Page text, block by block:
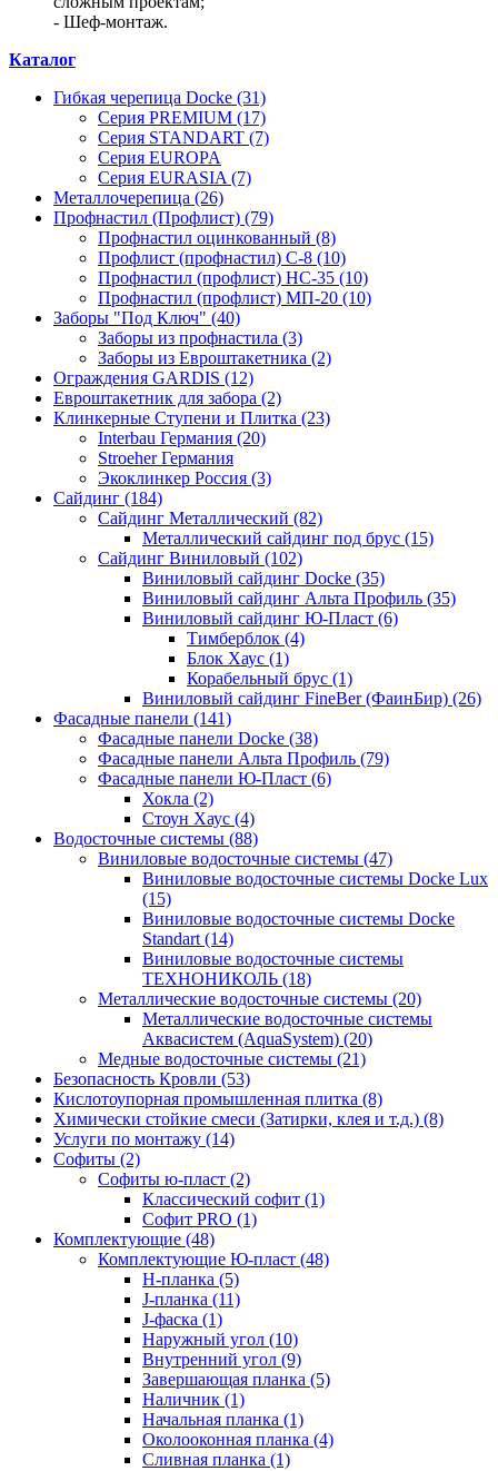
- Шеф-монтаж.
Каталог
Гибкая черепица Docke (31)
Серия PREMIUM (17)
Серия STANDART (7)
Серия EUROPA
Серия EURASIA (7)
Металлочерепица (26)
Профнастил (Профлист) (79)
Профнастил оцинкованный (8)
Профлист (профнастил) С-8 (10)
Профнастил (профлист) НС-35 (10)
Профнастил (профлист) МП-20 (10)
Заборы "Под Ключ" (40)
Заборы из профнастила (3)
Заборы из Евроштакетника (2)
Ограждения GARDIS (12)
Евроштакетник для забора (2)
Клинкерные Ступени и Плитка (23)
Interbau Германия (20)
Stroeher Германия
Экоклинкер Россия (3)
Сайдинг (184)
Сайдинг Металлический (82)
Металлический сайдинг под брус (15)
Сайдинг Виниловый (102)
Виниловый сайдинг Docke (35)
Виниловый сайдинг Альта Профиль (35)
Виниловый сайдинг Ю-Пласт (6)
Тимберблок (4)
Блок Хаус (1)
Корабельный брус (1)
Виниловый сайдинг FineBer (ФаинБир) (26)
Фасадные панели (141)
Фасадные панели Docke (38)
Фасадные панели Альта Профиль (79)
Фасадные панели Ю-Пласт (6)
Хокла (2)
Стоун Хаус (4)
Водосточные системы (88)
Виниловые водосточные системы (47)
Виниловые водосточные системы Docke Lux
(15)
Виниловые водосточные системы Docke
Standart (14)
Виниловые водосточные системы
ТЕХНОНИКОЛЬ (18)
Металлические водосточные системы (20)
Металлические водосточные системы
Аквасистем (AquaSystem) (20)
Медные водосточные системы (21)
Безопасность Кровли (53)
Кислотоупорная промышленная плитка (8)
Химически стойкие смеси (Затирки, клея и т.д.) (8)
Услуги по монтажу (14)
Софиты (2)
Софиты ю-пласт (2)
Классический софит (1)
Софит PRO (1)
Комплектующие (48)
Комплектующие Ю-пласт (48)
H-планка (5)
J-планка (11)
J-фаска (1)
Наружный угол (10)
Внутренний угол (9)
Завершающая планка (5)
Наличник (1)
Начальная планка (1)
Околооконная планка (4)
Сливная планка (1)